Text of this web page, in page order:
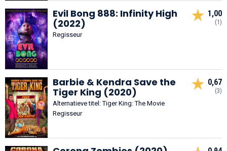
Evil Bong 888: Infinity High
(2022)
Regisseur
1,00
(1)
Barbie & Kendra Save the
Tiger King (2020)
Alternatieve titel: Tiger King: The Movie
Regisseur
0,67
(3)